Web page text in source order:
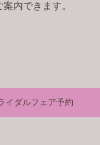
内できます。
イダルフェア予約